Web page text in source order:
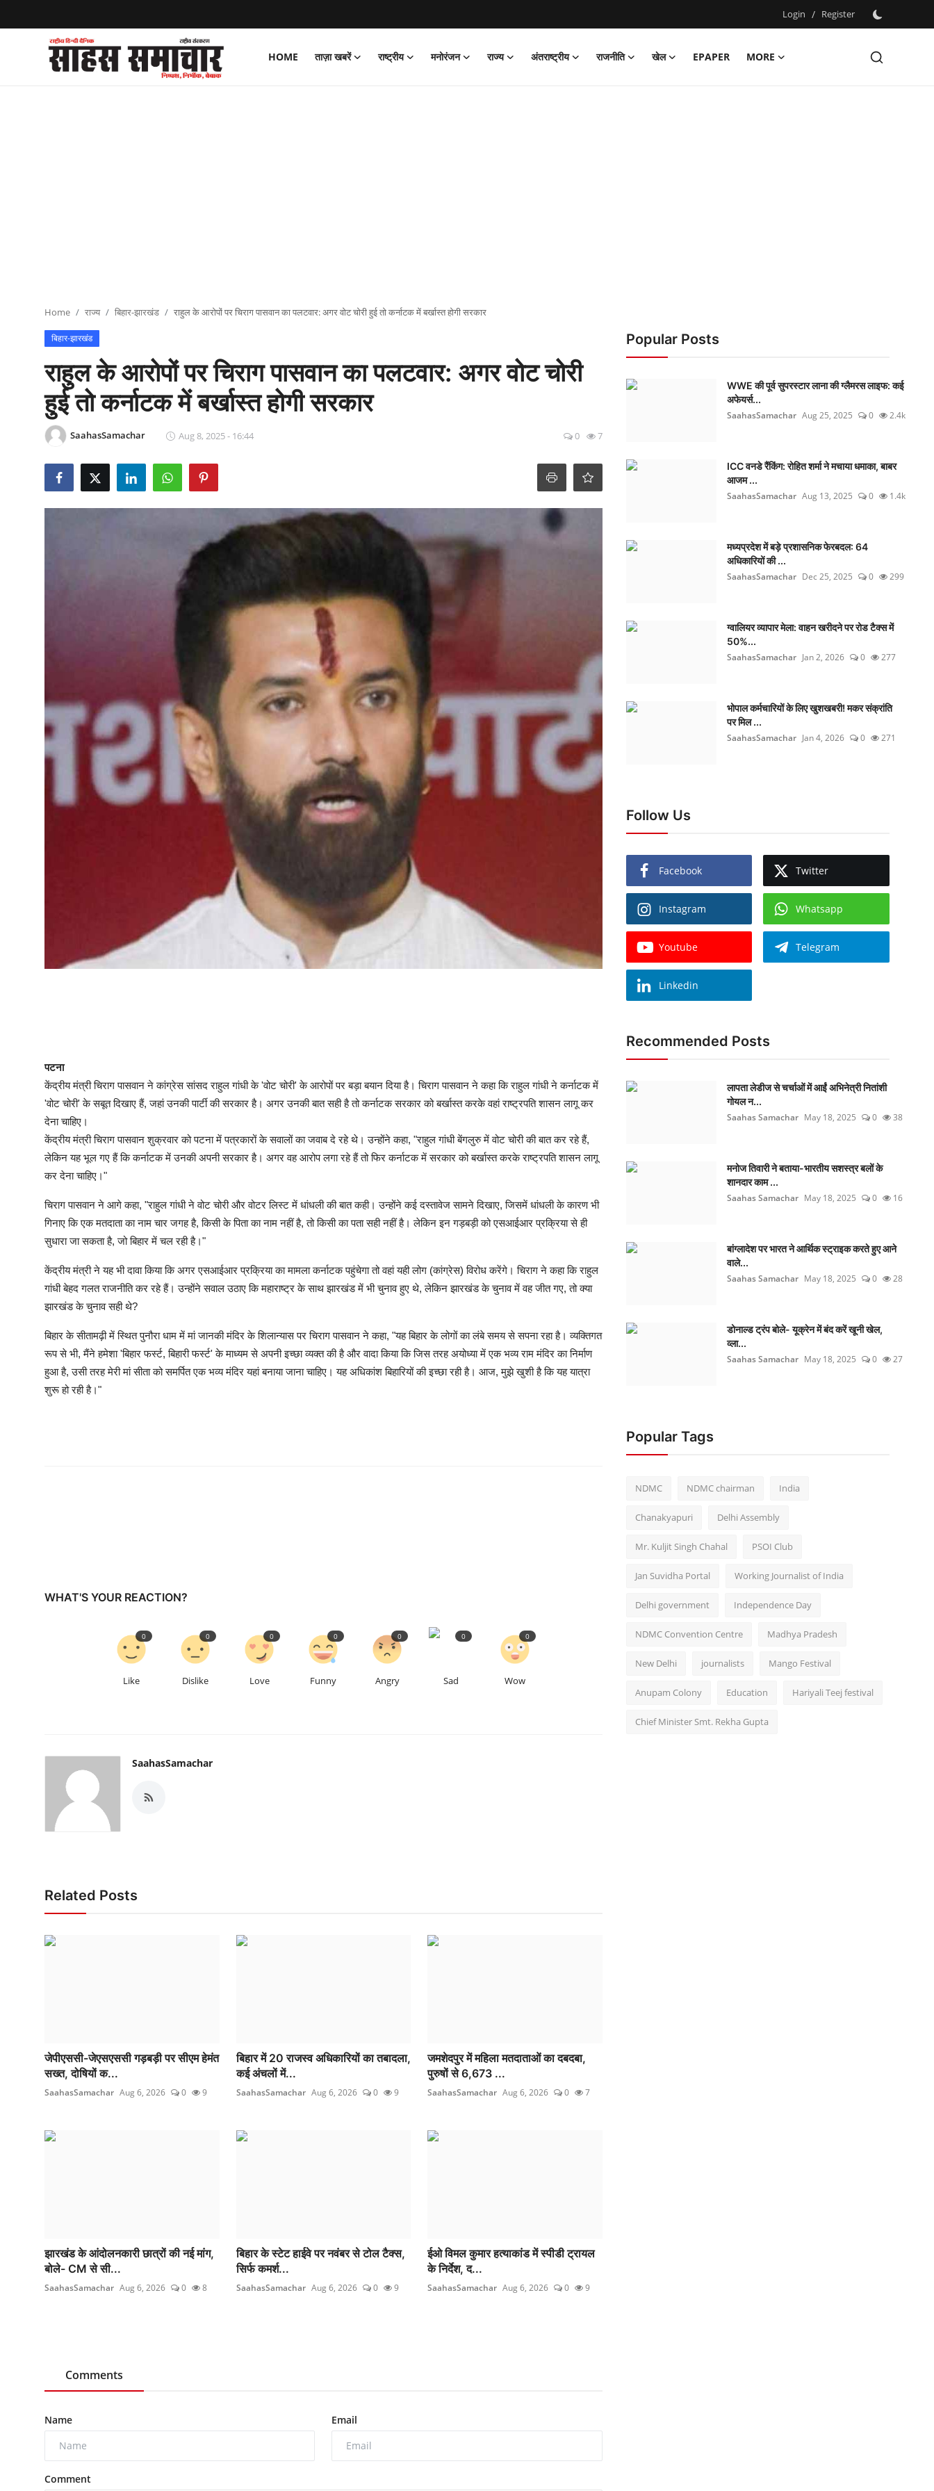
Login / Register
HOME ताज़ा खबरें राष्ट्रीय मनोरंजन राज्य अंतराष्ट्रीय राजनीति खेल EPAPER
MORE
Register
Home राज्य बिहार-झारखंड राहुल के आरोपों पर चिराग पासवान का पलटवार: अगर वोट चोरी हुई तो कर्नाटक में बर्खास्त होगी सरकार
बिहार-झारखंड
राहुल के आरोपों पर चिराग पासवान का पलटवार: अगर वोट चोरी
हुई तो कर्नाटक में बर्खास्त होगी सरकार
SaahasSamachar Aug 8, 2025 - 16:44 0 7
पटना
केंद्रीय मंत्री चिराग पासवान ने कांग्रेस सांसद राहुल गांधी के 'वोट चोरी' के आरोपों पर बड़ा बयान दिया है। चिराग पासवान ने कहा कि राहुल गांधी ने कर्नाटक में
'वोट चोरी' के सबूत दिखाए हैं, जहां उनकी पार्टी की सरकार है। अगर उनकी बात सही है तो कर्नाटक सरकार को बर्खास्त करके वहां राष्ट्रपति शासन लागू कर
देना चाहिए।
केंद्रीय मंत्री चिराग पासवान शुक्रवार को पटना में पत्रकारों के सवालों का जवाब दे रहे थे। उन्होंने कहा, "राहुल गांधी बेंगलुरु में वोट चोरी की बात कर रहे हैं,
लेकिन यह भूल गए हैं कि कर्नाटक में उनकी अपनी सरकार है। अगर वह आरोप लगा रहे हैं तो फिर कर्नाटक में सरकार को बर्खास्त करके राष्ट्रपति शासन लागू
कर देना चाहिए।"
चिराग पासवान ने आगे कहा, "राहुल गांधी ने वोट चोरी और वोटर लिस्ट में धांधली की बात कही। उन्होंने कई दस्तावेज सामने दिखाए, जिसमें धांधली के कारण भी
गिनाए कि एक मतदाता का नाम चार जगह है, किसी के पिता का नाम नहीं है, तो किसी का पता सही नहीं है। लेकिन इन गड़बड़ी को एसआईआर प्रक्रिया से ही
सुधारा जा सकता है, जो बिहार में चल रही है।"
केंद्रीय मंत्री ने यह भी दावा किया कि अगर एसआईआर प्रक्रिया का मामला कर्नाटक पहुंचेगा तो वहां यही लोग (कांग्रेस) विरोध करेंगे। चिराग ने कहा कि राहुल
गांधी बेहद गलत राजनीति कर रहे हैं। उन्होंने सवाल उठाए कि महाराष्ट्र के साथ झारखंड में भी चुनाव हुए थे, लेकिन झारखंड के चुनाव में वह जीत गए, तो क्या
झारखंड के चुनाव सही थे?
बिहार के सीतामढ़ी में स्थित पुनौरा धाम में मां जानकी मंदिर के शिलान्यास पर चिराग पासवान ने कहा, "यह बिहार के लोगों का लंबे समय से सपना रहा है। व्यक्तिगत
रूप से भी, मैंने हमेशा 'बिहार फर्स्ट, बिहारी फर्स्ट' के माध्यम से अपनी इच्छा व्यक्त की है और वादा किया कि जिस तरह अयोध्या में एक भव्य राम मंदिर का निर्माण
हुआ है, उसी तरह मेरी मां सीता को समर्पित एक भव्य मंदिर यहां बनाया जाना चाहिए। यह अधिकांश बिहारियों की इच्छा रही है। आज, मुझे खुशी है कि यह यात्रा
शुरू हो रही है।"
WHAT'S YOUR REACTION?
Like
0
Dislike
0
Love
0
Funny
0
Angry
0
Sad
0
Wow
0
SaahasSamachar
Related Posts
जेपीएससी-जेएसएससी गड़बड़ी पर सीएम हेमंत
सख्त, दोषियों क...
SaahasSamachar Aug 6, 2026 0 9
बिहार में 20 राजस्व अधिकारियों का तबादला,
कई अंचलों में...
SaahasSamachar Aug 6, 2026 0 9
जमशेदपुर में महिला मतदाताओं का दबदबा,
पुरुषों से 6,673 ...
SaahasSamachar Aug 6, 2026 0 7
झारखंड के आंदोलनकारी छात्रों की नई मांग,
बोले- CM से सी...
SaahasSamachar Aug 6, 2026 0 8
बिहार के स्टेट हाईवे पर नवंबर से टोल टैक्स,
सिर्फ कमर्श...
SaahasSamachar Aug 6, 2026 0 9
ईओ विमल कुमार हत्याकांड में स्पीडी ट्रायल
के निर्देश, द...
SaahasSamachar Aug 6, 2026 0 9
Comments
Name Email
Comment
Popular Posts
WWE की पूर्व सुपरस्टार लाना की ग्लैमरस लाइफ: कई
अफेयर्स...
SaahasSamachar Aug 25, 2025 0 2.4k
ICC वनडे रैंकिंग: रोहित शर्मा ने मचाया धमाका, बाबर
आजम ...
SaahasSamachar Aug 13, 2025 0 1.4k
मध्यप्रदेश में बड़े प्रशासनिक फेरबदल: 64
अधिकारियों की ...
SaahasSamachar Dec 25, 2025 0 299
ग्वालियर व्यापार मेला: वाहन खरीदने पर रोड टैक्स में
50%...
SaahasSamachar Jan 2, 2026 0 277
भोपाल कर्मचारियों के लिए खुशखबरी! मकर संक्रांति
पर मिल ...
SaahasSamachar Jan 4, 2026 0 271
Follow Us
Facebook Twitter
Instagram Whatsapp
Youtube Telegram
Linkedin
Recommended Posts
लापता लेडीज से चर्चाओं में आईं अभिनेत्री नितांशी
गोयल न...
Saahas Samachar May 18, 2025 0 38
मनोज तिवारी ने बताया-भारतीय सशस्त्र बलों के
शानदार काम ...
Saahas Samachar May 18, 2025 0 16
बांग्लादेश पर भारत ने आर्थिक स्ट्राइक करते हुए आने
वाले...
Saahas Samachar May 18, 2025 0 28
डोनाल्ड ट्रंप बोले- यूक्रेन में बंद करें खूनी खेल,
व्ला...
Saahas Samachar May 18, 2025 0 27
Popular Tags
NDMC NDMC chairman India
Chanakyapuri Delhi Assembly
Mr. Kuljit Singh Chahal PSOI Club
Jan Suvidha Portal Working Journalist of India
Delhi government Independence Day
NDMC Convention Centre Madhya Pradesh
New Delhi journalists Mango Festival
Anupam Colony Education Hariyali Teej festival
Chief Minister Smt. Rekha Gupta